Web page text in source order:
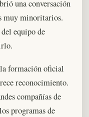
una conversación
muy minoritarios.
equipo de
formación oficial
reconocimiento.
compañías de
programas de